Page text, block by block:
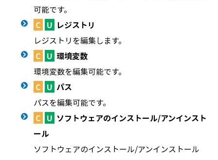
可能です。
C U レジストリ
レジストリを編集します。
C U 環境変数
環境変数を編集可能です。
C U パス
パスを編集可能です。
C U ソフトウェアのインストール/アンインスト
ール
ソフトウェアのインストール/アンインストール